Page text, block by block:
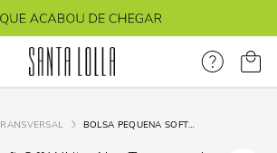
BOLSA PEQUENA SOFT OFF WHITE ALÇA TRANSVERSAL